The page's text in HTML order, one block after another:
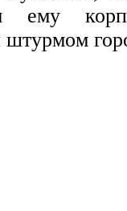
ему
штурмом